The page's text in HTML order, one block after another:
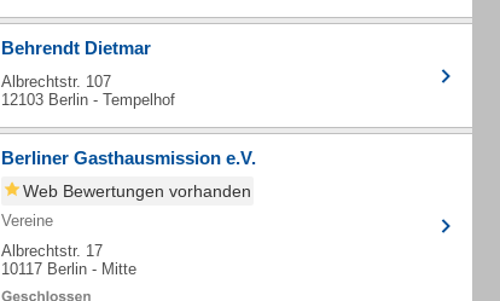
Behrendt Dietmar
Albrechtstr. 107
12103 Berlin - Tempelhof
Berliner Gasthausmission e.V.
Web Bewertungen vorhanden
Vereine
Albrechtstr. 17
10117 Berlin - Mitte